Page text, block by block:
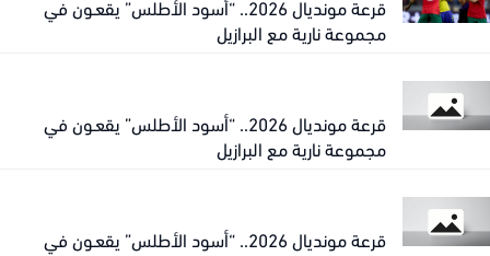
قرعة مونديال 2026.. “أسود الأطلس” يقعـون في
مجموعة نارية مع البرازيل
قرعة مونديال 2026.. “أسود الأطلس” يقعـون في
مجموعة نارية مع البرازيل
قرعة مونديال 2026.. “أسود الأطلس” يقعـون في